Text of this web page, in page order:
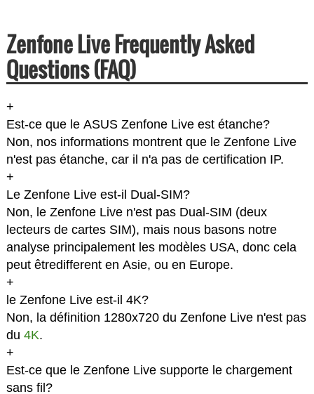
Zenfone Live Frequently Asked
Questions (FAQ)
+
Est-ce que le ASUS Zenfone Live est étanche?
Non, nos informations montrent que le Zenfone Live
n'est pas étanche, car il n'a pas de certification IP.
+
Le Zenfone Live est-il Dual-SIM?
Non, le Zenfone Live n'est pas Dual-SIM (deux
lecteurs de cartes SIM), mais nous basons notre
analyse principalement les modèles USA, donc cela
peut êtredifferent en Asie, ou en Europe.
+
le Zenfone Live est-il 4K?
Non, la définition 1280x720 du Zenfone Live n'est pas
du 4K.
+
Est-ce que le Zenfone Live supporte le chargement
sans fil?